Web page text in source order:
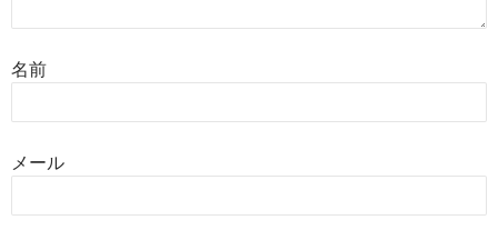
名前
メール